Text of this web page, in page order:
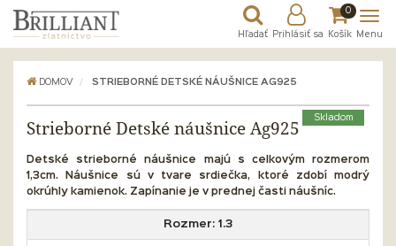
Hľadať Prihlásiť sa
0
Košík Menu
DOMOV STRIEBORNÉ DETSKÉ NÁUŠNICE AG925
Skladom
Strieborné Detské náušnice Ag925
Detské strieborné náušnice majú s celkovým rozmerom
1,3cm. Náušnice sú v tvare srdiečka, ktoré zdobí modrý
okrúhly kamienok. Zapínanie je v prednej časti náušníc.
Rozmer: 1.3